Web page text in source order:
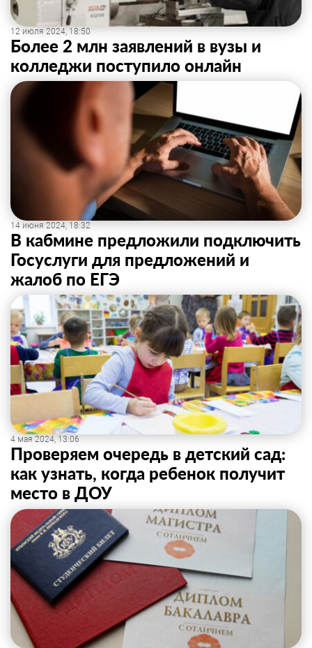
12 июля 2024, 18:50
Более 2 млн заявлений в вузы и
колледжи поступило онлайн
14 июня 2024, 18:32
В кабмине предложили подключить
Госуслуги для предложений и
жалоб по ЕГЭ
4 мая 2024, 13:06
Проверяем очередь в детский сад:
как узнать, когда ребенок получит
место в ДОУ